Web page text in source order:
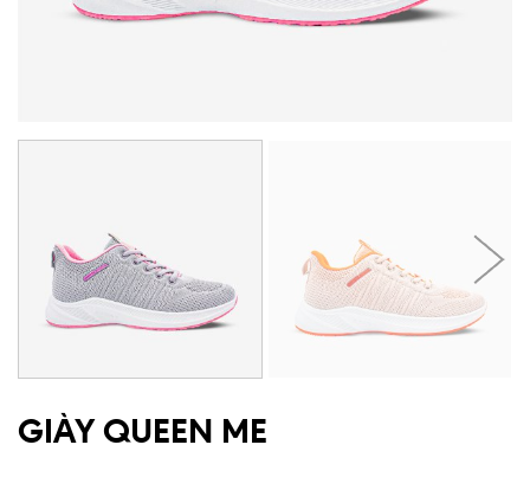
GIÀY QUEEN ME